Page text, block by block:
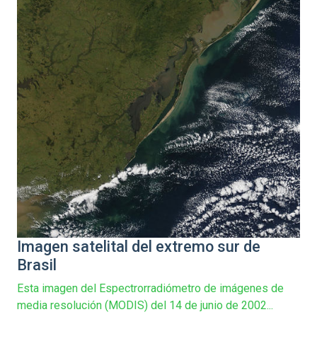
Imagen satelital del extremo sur de
Brasil
Esta imagen del Espectrorradiómetro de imágenes de
media resolución (MODIS) del 14 de junio de 2002...